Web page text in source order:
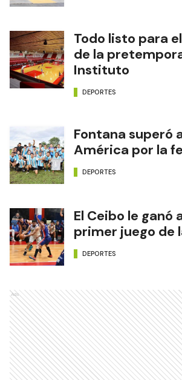
Todo listo para
de la
Instituto
DEPORTES
Fontana superó
América por la
DEPORTES
El Ceibo le ganó
primer juego de
DEPORTES
Ads